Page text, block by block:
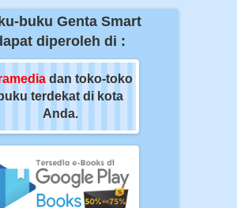
buku Genta Smart
diperoleh di :
dan toko-toko
buku terdekat di kota
Anda.